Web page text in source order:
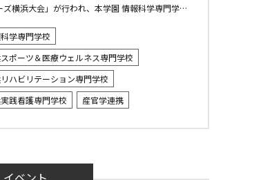
ズ横浜大会」が行われ、本学園 情報科学専門学
ーション専門学...
学専門学校
ポーツ＆医療ウェルネス専門学校
ハビリテーション専門学校
践看護専門学校
産官学連携